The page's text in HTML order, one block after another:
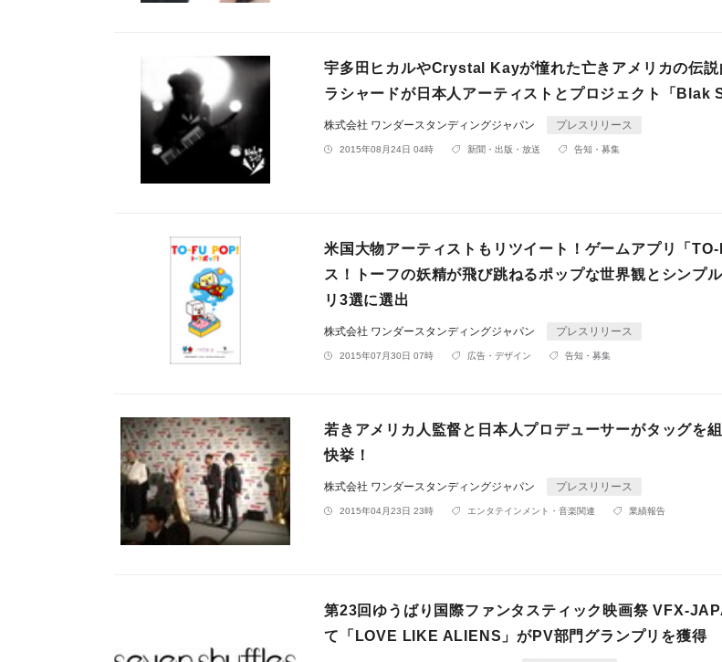
宇多田ヒカルやCrystal Kayが憧れた亡きアメリカの伝
ラシャードが日本人アーティストとプロジェクト「Blak
株式会社 ワンダースタンディングジャパン プレスリリース
2015年08月24日 04時 新聞・出版・放送 告知・募集
米国大物アーティストもリツイート！ゲームアプリ「
ス！トーフの妖精が飛び跳ねるポップな世界観とシンプ
リ3選に選出
株式会社 ワンダースタンディングジャパン プレスリリース
2015年07月30日 07時 広告・デザイン 告知・募集
若きアメリカ人監督と日本人プロデューサーがタッグを
快挙！
株式会社 ワンダースタンディングジャパン プレスリリース
2015年04月23日 23時 エンタテインメント・音楽関連 業績報告
第23回ゆうばり国際ファンタスティック映画祭 VFX-
て「LOVE LIKE ALIENS」がPV部門グランプリを獲得